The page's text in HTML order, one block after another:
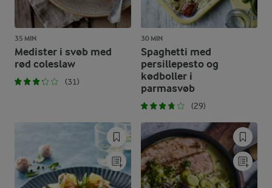
35 MIN
Medister i svøb med
rød coleslaw
(31)
30 MIN
Spaghetti med
persillepesto og
kødboller i
parmasvøb
(29)